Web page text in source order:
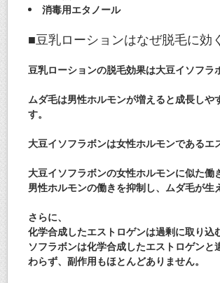
消毒用エタノール
■豆乳ローションはなぜ脱毛に効
豆乳ローションの脱毛効果は大豆イソフラ
ムダ毛は男性ホルモンが増えると成長し
す。
大豆イソフラボンは女性ホルモンである
大豆イソフラボンの女性ホルモンに似た働
男性ホルモンの働きを抑制し、ムダ毛が生
さらに、
化学合成したエストロゲンは過剰に取り
ソフラボンは化学合成したエストロゲン
わらず、副作用もほとんどありません。